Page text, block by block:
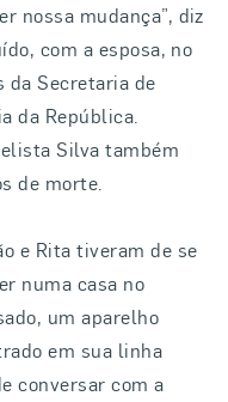
nossa mudança”, diz
com a esposa, no
da Secretaria de
da República.
Silva também
de morte.
e Rita tiveram de se
numa casa no
um aparelho
em sua linha
conversar com a